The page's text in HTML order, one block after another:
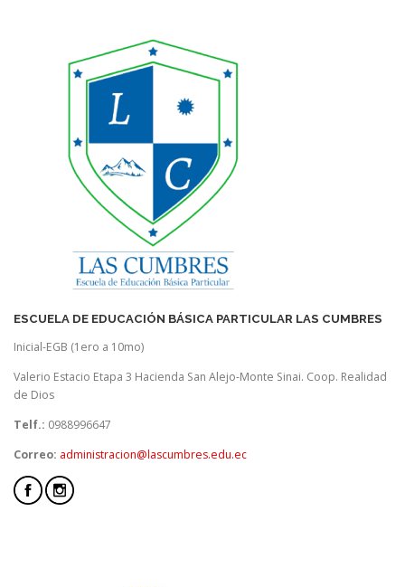
ESCUELA DE EDUCACIÓN BÁSICA PARTICULAR LAS CUMBRES
Inicial-EGB (1ero a 10mo)
Valerio Estacio Etapa 3 Hacienda San Alejo-Monte Sinai. Coop. Realidad
de Dios
Telf.: 0988996647
Correo: administracion@lascumbres.edu.ec